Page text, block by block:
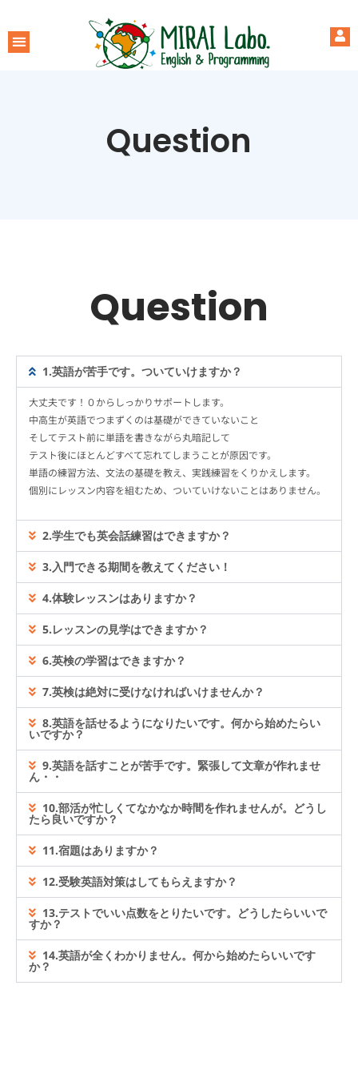
Question
Question
1.英語が苦手です。ついていけますか？
大丈夫です！０からしっかりサポートします。
中高生が英語でつまずくのは基礎ができていないこと
そしてテスト前に単語を書きながら丸暗記して
テスト後にほとんどすべて忘れてしまうことが原因です。
単語の練習方法、文法の基礎を教え、実践練習をくりかえします。
個別にレッスン内容を組むため、ついていけないことはありません。
2.学生でも英会話練習はできますか？
3.入門できる期間を教えてください！
4.体験レッスンはありますか？
5.レッスンの見学はできますか？
6.英検の学習はできますか？
7.英検は絶対に受けなければいけませんか？
8.英語を話せるようになりたいです。何から始めたらい
いですか？
9.英語を話すことが苦手です。緊張して文章が作れませ
ん・・
10.部活が忙しくてなかなか時間を作れませんが。どうし
たら良いですか？
11.宿題はありますか？
12.受験英語対策はしてもらえますか？
13.テストでいい点数をとりたいです。どうしたらいいで
すか？
14.英語が全くわかりません。何から始めたらいいです
か？